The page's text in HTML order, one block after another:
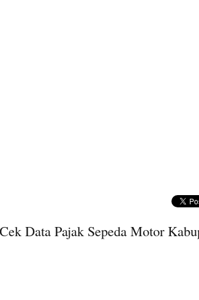
Cek Data Pajak Sepeda Motor